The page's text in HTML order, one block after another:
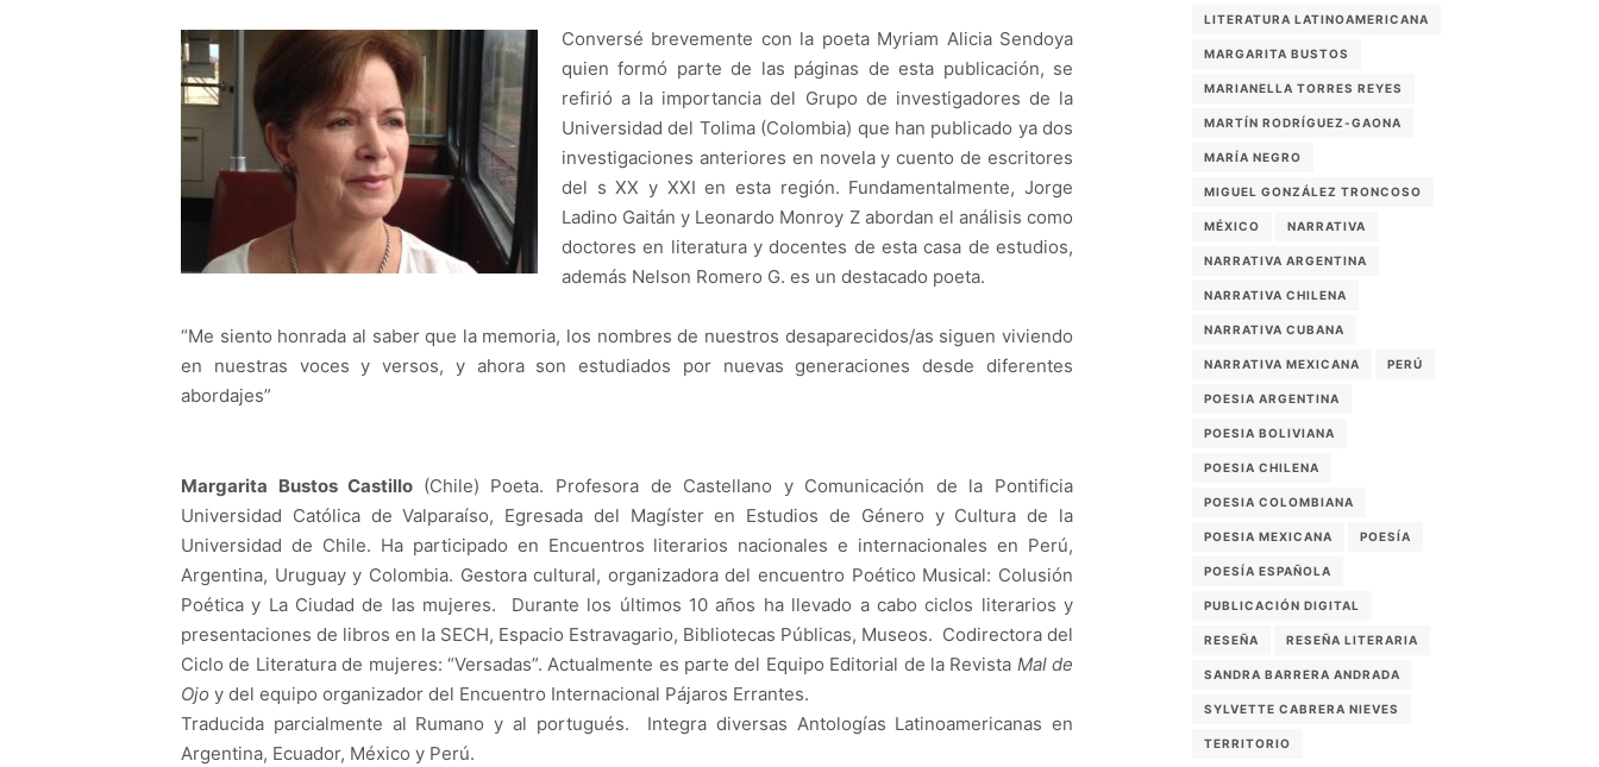
Conversé brevemente con la poeta Myriam Alicia Sendoya
quien formó parte de las páginas de esta publicación, se
refirió a la importancia del Grupo de investigadores de la
Universidad del Tolima (Colombia) que han publicado ya dos
investigaciones anteriores en novela y cuento de escritores
del s XX y XXI en esta región. Fundamentalmente, Jorge
Ladino Gaitán y Leonardo Monroy Z abordan el análisis como
doctores en literatura y docentes de esta casa de estudios,
además Nelson Romero G. es un destacado poeta.
“Me siento honrada al saber que la memoria, los nombres de nuestros desaparecidos/as siguen viviendo
en nuestras voces y versos, y ahora son estudiados por nuevas generaciones desde diferentes
abordajes”
Margarita Bustos Castillo (Chile) Poeta. Profesora de Castellano y Comunicación de la Pontificia
Universidad Católica de Valparaíso, Egresada del Magíster en Estudios de Género y Cultura de la
Universidad de Chile. Ha participado en Encuentros literarios nacionales e internacionales en Perú,
Argentina, Uruguay y Colombia. Gestora cultural, organizadora del encuentro Poético Musical: Colusión
Poética y La Ciudad de las mujeres. Durante los últimos 10 años ha llevado a cabo ciclos literarios y
presentaciones de libros en la SECH, Espacio Estravagario, Bibliotecas Públicas, Museos. Codirectora del
Ciclo de Literatura de mujeres: “Versadas”. Actualmente es parte del Equipo Editorial de la Revista Mal de
Ojo y del equipo organizador del Encuentro Internacional Pájaros Errantes.
Traducida parcialmente al Rumano y al portugués. Integra diversas Antologías Latinoamericanas en
Argentina, Ecuador, México y Perú.
LITERATURA LATINOAMERICANA
MARGARITA BUSTOS
MARIANELLA TORRES REYES
MARTÍN RODRÍGUEZ-GAONA
MARÍA NEGRO
MIGUEL GONZÁLEZ TRONCOSO
MÉXICO NARRATIVA
NARRATIVA ARGENTINA
NARRATIVA CHILENA
NARRATIVA CUBANA
NARRATIVA MEXICANA PERÚ
POESIA ARGENTINA
POESIA BOLIVIANA
POESIA CHILENA
POESIA COLOMBIANA
POESIA MEXICANA POESÍA
POESÍA ESPAÑOLA
PUBLICACIÓN DIGITAL
RESEÑA RESEÑA LITERARIA
SANDRA BARRERA ANDRADA
SYLVETTE CABRERA NIEVES
TERRITORIO